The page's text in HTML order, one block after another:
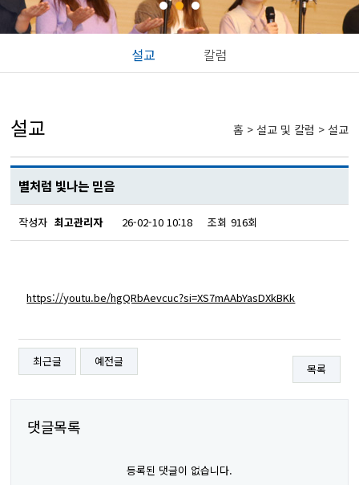
설교 칼럼
설교 홈 > 설교 및 칼럼 > 설교
별처럼 빛나는 믿음
작성자 최고관리자 26-02-10 10:18 조회 916회
https://youtu.be/hgQRbAevcuc?si=XS7mAAbYasDXkBKk
최근글 예전글
목록
댓글목록
등록된 댓글이 없습니다.